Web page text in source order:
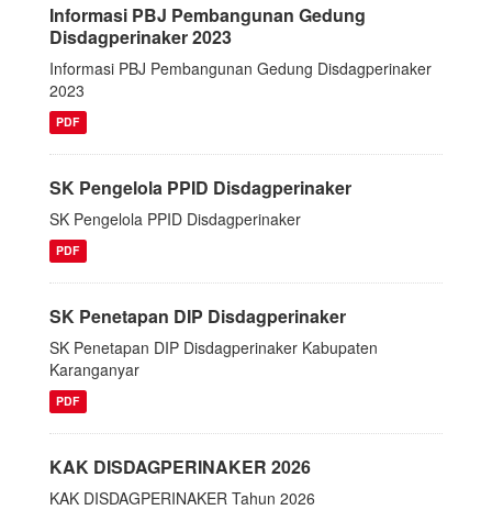
Informasi PBJ Pembangunan Gedung
Disdagperinaker 2023
Informasi PBJ Pembangunan Gedung Disdagperinaker
2023
PDF
SK Pengelola PPID Disdagperinaker
SK Pengelola PPID Disdagperinaker
PDF
SK Penetapan DIP Disdagperinaker
SK Penetapan DIP Disdagperinaker Kabupaten
Karanganyar
PDF
KAK DISDAGPERINAKER 2026
KAK DISDAGPERINAKER Tahun 2026